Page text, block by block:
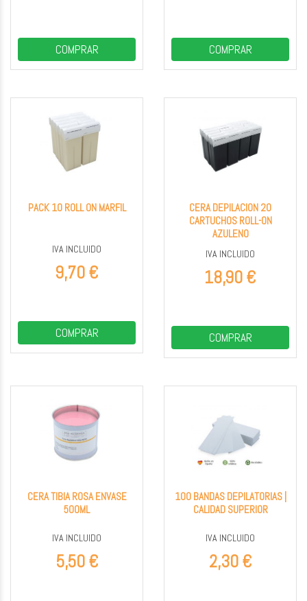
COMPRAR COMPRAR
PACK 10 ROLL ON MARFIL
IVA INCLUIDO
9,70 €
COMPRAR
CERA DEPILACION 20
CARTUCHOS ROLL-ON
AZULENO
IVA INCLUIDO
18,90 €
COMPRAR
CERA TIBIA ROSA ENVASE
500ML
IVA INCLUIDO
5,50 €
100 BANDAS DEPILATORIAS |
CALIDAD SUPERIOR
IVA INCLUIDO
2,30 €